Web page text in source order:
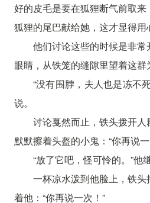
好的皮毛是要在狐狸断气前取
狐狸的尾巴献给她，这才显得用
他们讨论这些的时候是非
眼睛，从铁笼的缝隙里望着这群
“没有围脖，夫人也是冻不
说。
讨论戛然而止，铁头拨开
默默擦着头盔的小鬼：“你再说
“放了它吧，怪可怜的。”他
一杯凉水泼到他脸上，铁
着他：“你再说一次！”